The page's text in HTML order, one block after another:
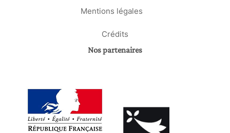
Mentions légales
Crédits
Nos partenaires